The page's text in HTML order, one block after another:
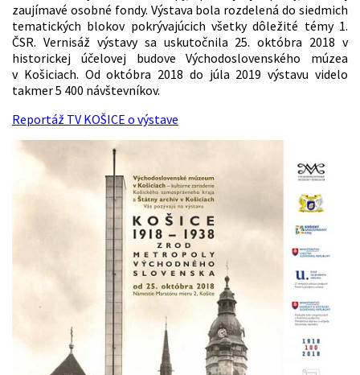
zaujímavé osobné fondy. Výstava bola rozdelená do siedmich
tematických blokov pokrývajúcich všetky dôležité témy 1.
ČSR. Vernisáž výstavy sa uskutočnila 25. októbra 2018 v
historickej účelovej budove Východoslovenského múzea
v Košiciach. Od októbra 2018 do júla 2019 výstavu videlo
takmer 5 400 návštevníkov.
Reportáž TV KOŠICE o výstave